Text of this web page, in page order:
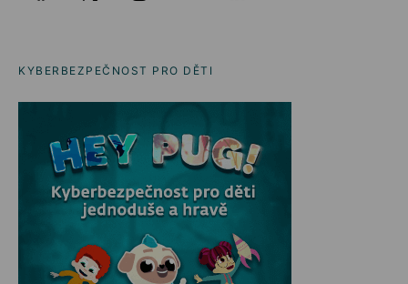
KYBERBEZPEČNOST PRO DĚTI